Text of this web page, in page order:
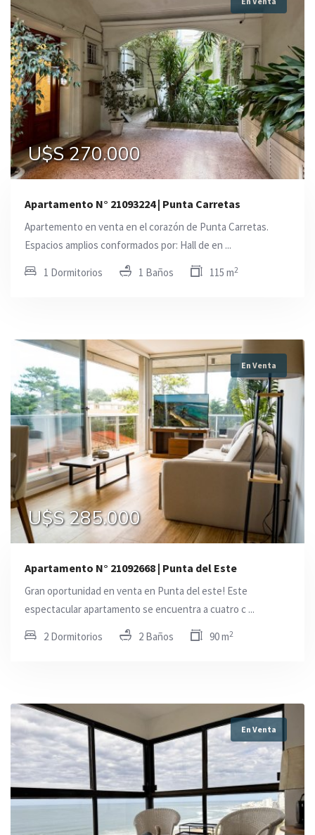
U$S 270.000
Apartamento N° 21093224 | Punta Carretas
Apartemento en venta en el corazón de Punta Carretas.
Espacios amplios conformados por: Hall de en ...
1 Dormitorios 1 Baños 115 m2
En Venta
U$S 285.000
Apartamento N° 21092668 | Punta del Este
Gran oportunidad en venta en Punta del este! Este
espectacular apartamento se encuentra a cuatro c ...
2 Dormitorios 2 Baños 90 m2
En Venta